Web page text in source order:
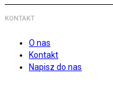
KONTAKT
O nas
Kontakt
Napisz do nas